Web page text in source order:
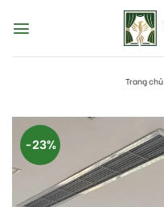
content
Trang chủ
-23%